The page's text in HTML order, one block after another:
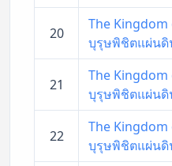
20
The
บุรุษพิชิตแผ่นดิ
21
The
บุรุษพิชิตแผ่นดิ
22
The
บุรุษพิชิตแผ่นดิ